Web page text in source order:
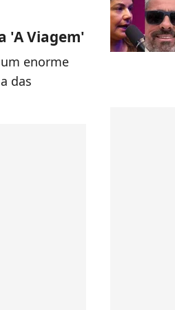
'A Viagem'
enorme
das